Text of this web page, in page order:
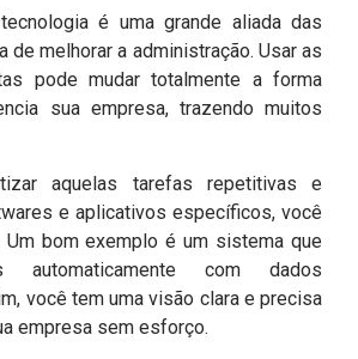
é uma grande aliada das
de melhorar a administração. Usar as
pode mudar totalmente a forma
sua empresa, trazendo muitos
aquelas tarefas repetitivas e
e aplicativos específicos, você
bom exemplo é um sistema que
automaticamente com dados
você tem uma visão clara e precisa
empresa sem esforço.